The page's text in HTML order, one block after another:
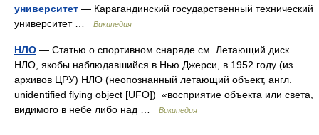
университет — Карагандинский государственный технический
университет …
Википедия
НЛО — Статью о спортивном снаряде см. Летающий диск.
НЛО, якобы наблюдавшийся в Нью Джерси, в 1952 году (из
архивов ЦРУ) НЛО (неопознанный летающий объект, англ.
unidentified flying object [UFO]) «восприятие объекта или света,
видимого в небе либо над …
Википедия